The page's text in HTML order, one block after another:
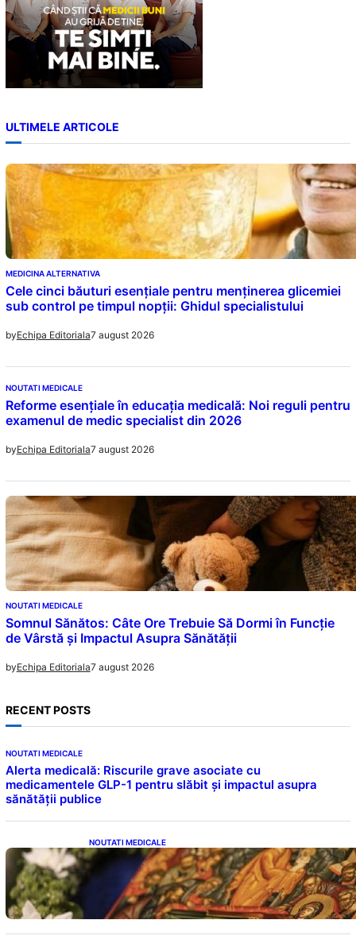
ULTIMELE ARTICOLE
MEDICINA ALTERNATIVA
Cele cinci băuturi esențiale pentru menținerea glicemiei
sub control pe timpul nopții: Ghidul specialistului
byEchipa Editoriala7 august 2026
NOUTATI MEDICALE
Reforme esențiale în educația medicală: Noi reguli pentru
examenul de medic specialist din 2026
byEchipa Editoriala7 august 2026
NOUTATI MEDICALE
Somnul Sănătos: Câte Ore Trebuie Să Dormi în Funcție
de Vârstă și Impactul Asupra Sănătății
byEchipa Editoriala7 august 2026
RECENT POSTS
NOUTATI MEDICALE
Alerta medicală: Riscurile grave asociate cu
medicamentele GLP-1 pentru slăbit și impactul asupra
sănătății publice
NOUTATI MEDICALE
Postul Adormirii Maicii Domnului: Tradiții,
Superstiții și Implicații Spiritualitate în 2026